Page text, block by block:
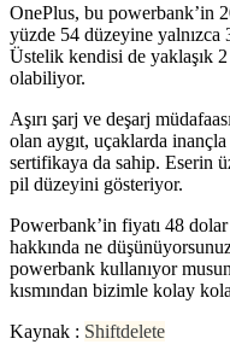
OnePlus, bu powerbank’in
yüzde 54 düzeyine
Üstelik kendisi de yaklaşık
olabiliyor.
Aşırı şarj ve deşarj
olan aygıt, uçaklarda
sertifikaya da sahip. Eserin
pil düzeyini gösteriyor.
Powerbank’in fiyatı 48
hakkında ne
powerbank kullanıyor
kısmından bizimle kolay
Kaynak : Shiftdelete